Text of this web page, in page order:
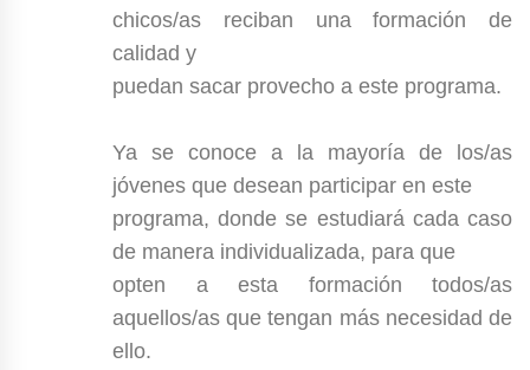
chicos/as reciban una formación de
calidad y
puedan sacar provecho a este programa.
Ya se conoce a la mayoría de los/as
jóvenes que desean participar en este
programa, donde se estudiará cada caso
de manera individualizada, para que
opten a esta formación todos/as
aquellos/as que tengan más necesidad de
ello.